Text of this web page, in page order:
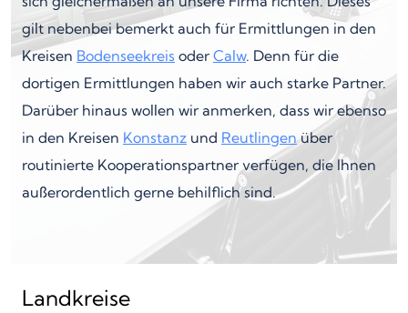
gilt nebenbei bemerkt auch für Ermittlungen in den
Kreisen Bodenseekreis oder Calw. Denn für die
dortigen Ermittlungen haben wir auch starke Partner.
Darüber hinaus wollen wir anmerken, dass wir ebenso
in den Kreisen Konstanz und Reutlingenüber
routinierte Kooperationspartner verfügen, die Ihnen
außerordentlich gerne behilflich sind.
Landkreise